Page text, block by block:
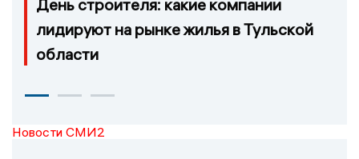
День строителя: какие компании
лидируют на рынке жилья в Тульской
области
Новости СМИ2